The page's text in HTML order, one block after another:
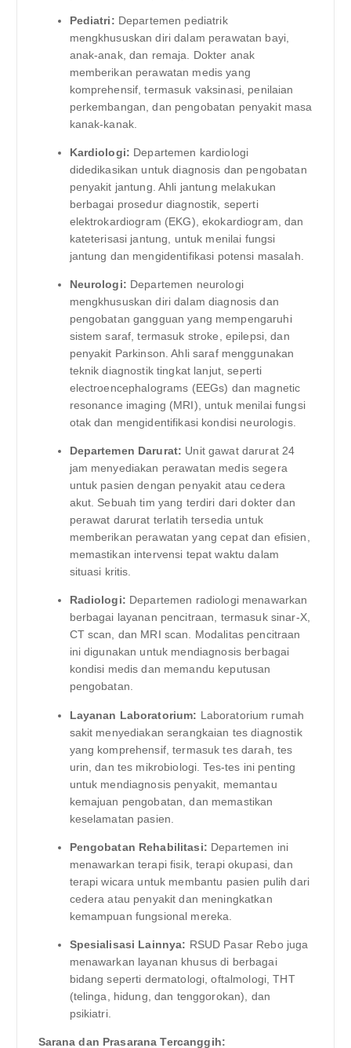
Pediatri: Departemen pediatrik
mengkhususkan diri dalam perawatan bayi,
anak-anak, dan remaja. Dokter anak
memberikan perawatan medis yang
komprehensif, termasuk vaksinasi, penilaian
perkembangan, dan pengobatan penyakit masa
kanak-kanak.
Kardiologi: Departemen kardiologi
didedikasikan untuk diagnosis dan pengobatan
penyakit jantung. Ahli jantung melakukan
berbagai prosedur diagnostik, seperti
elektrokardiogram (EKG), ekokardiogram, dan
kateterisasi jantung, untuk menilai fungsi
jantung dan mengidentifikasi potensi masalah.
Neurologi: Departemen neurologi
mengkhususkan diri dalam diagnosis dan
pengobatan gangguan yang mempengaruhi
sistem saraf, termasuk stroke, epilepsi, dan
penyakit Parkinson. Ahli saraf menggunakan
teknik diagnostik tingkat lanjut, seperti
electroencephalograms (EEGs) dan magnetic
resonance imaging (MRI), untuk menilai fungsi
otak dan mengidentifikasi kondisi neurologis.
Departemen Darurat: Unit gawat darurat 24
jam menyediakan perawatan medis segera
untuk pasien dengan penyakit atau cedera
akut. Sebuah tim yang terdiri dari dokter dan
perawat darurat terlatih tersedia untuk
memberikan perawatan yang cepat dan efisien,
memastikan intervensi tepat waktu dalam
situasi kritis.
Radiologi: Departemen radiologi menawarkan
berbagai layanan pencitraan, termasuk sinar-X,
CT scan, dan MRI scan. Modalitas pencitraan
ini digunakan untuk mendiagnosis berbagai
kondisi medis dan memandu keputusan
pengobatan.
Layanan Laboratorium: Laboratorium rumah
sakit menyediakan serangkaian tes diagnostik
yang komprehensif, termasuk tes darah, tes
urin, dan tes mikrobiologi. Tes-tes ini penting
untuk mendiagnosis penyakit, memantau
kemajuan pengobatan, dan memastikan
keselamatan pasien.
Pengobatan Rehabilitasi: Departemen ini
menawarkan terapi fisik, terapi okupasi, dan
terapi wicara untuk membantu pasien pulih dari
cedera atau penyakit dan meningkatkan
kemampuan fungsional mereka.
Spesialisasi Lainnya: RSUD Pasar Rebo juga
menawarkan layanan khusus di berbagai
bidang seperti dermatologi, oftalmologi, THT
(telinga, hidung, dan tenggorokan), dan
psikiatri.
Sarana dan Prasarana Tercanggih: